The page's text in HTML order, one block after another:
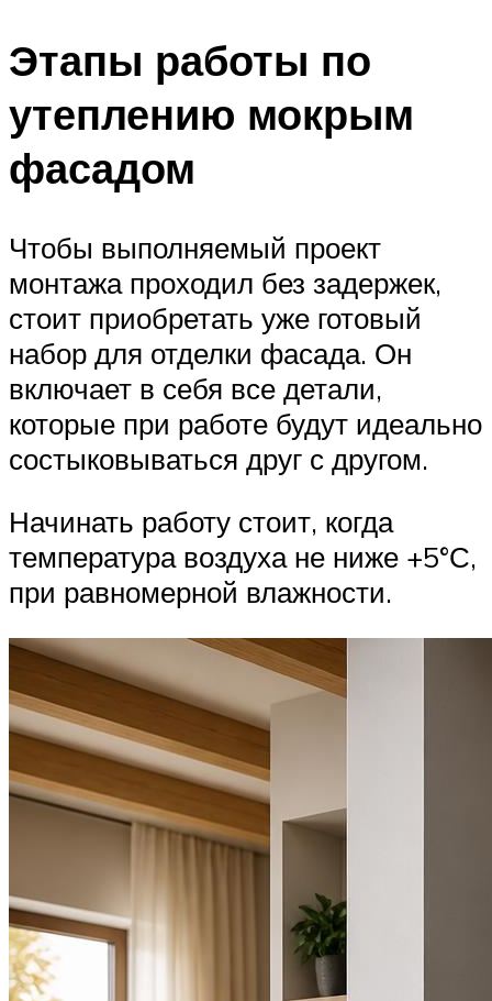
Этапы работы по
утеплению мокрым
фасадом
Чтобы выполняемый проект
монтажа проходил без задержек,
стоит приобретать уже готовый
набор для отделки фасада. Он
включает в себя все детали,
которые при работе будут идеально
состыковываться друг с другом.
Начинать работу стоит, когда
температура воздуха не ниже +5°С,
при равномерной влажности.